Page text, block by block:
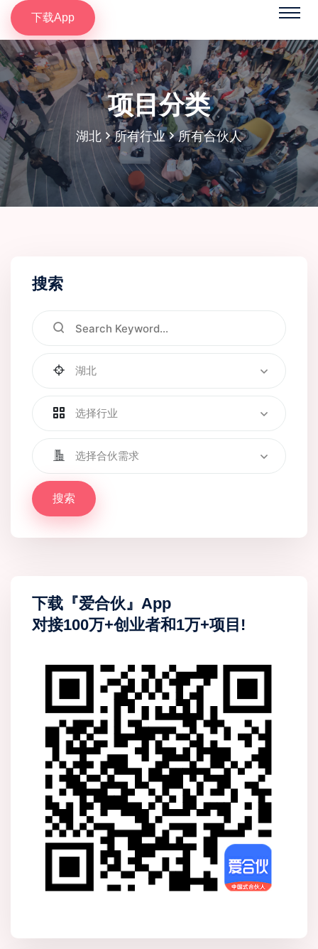
下载App
项目分类
湖北 所有行业 所有合伙人
搜索
湖北
选择行业
选择合伙需求
搜索
下载『爱合伙』App
对接100万+创业者和1万+项目!